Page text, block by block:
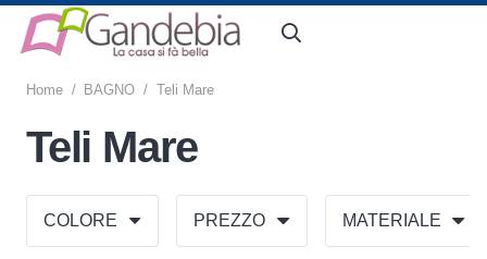
Home / BAGNO / Teli Mare
Teli Mare
COLORE PREZZO MATERIALE